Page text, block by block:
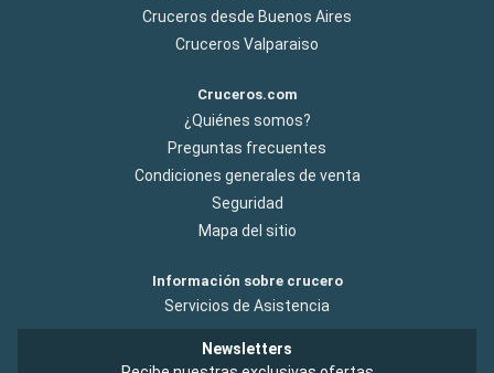
Cruceros desde Buenos Aires
Cruceros Valparaiso
Cruceros.com
¿Quiénes somos?
Preguntas frecuentes
Condiciones generales de venta
Seguridad
Mapa del sitio
Información sobre crucero
Servicios de Asistencia
Newsletters